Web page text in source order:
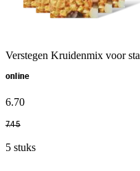
Verstegen Kruidenmix voor
online
6.70
7.45
5 stuks